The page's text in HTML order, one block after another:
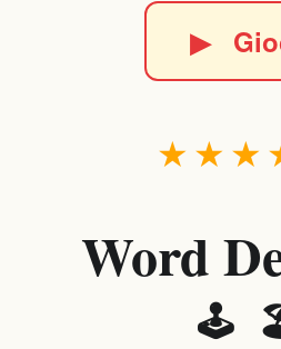
▶
★
★
★
Word
🕹️